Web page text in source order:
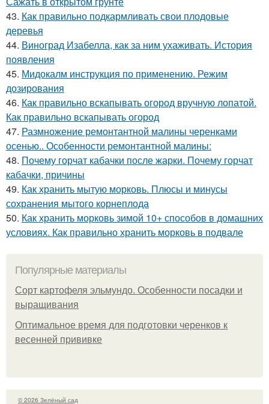
43. Как правильно подкармливать свои плодовые
деревья
44. Виноград Изабелла, как за ним ухаживать. История
появления
45. Мидокалм инструкция по применению. Режим
дозирования
46. Как правильно вскапывать огород вручную лопатой.
Как правильно вскапывать огород
47. Размножение ремонтантной малины черенками
осенью.. Особенности ремонтантной малины:
48. Почему горчат кабачки после жарки. Почему горчат
кабачки, причины
49. Как хранить мытую морковь. Плюсы и минусы
сохранения мытого корнеплода
50. Как хранить морковь зимой 10+ способов в домашних
условиях. Как правильно хранить морковь в подвале
Популярные материалы
Сорт картофеля эльмундо. Особенности посадки и
выращивания
Оптимальное время для подготовки черенков к
весенней прививке
© 2026 Зелёный сад